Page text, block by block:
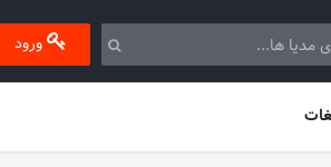
ورود